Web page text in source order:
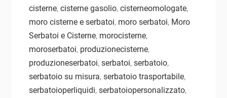
cisterne, cisterne gasolio, cisterneomologate,
moro cisterne e serbatoi, moro serbatoi, Moro
Serbatoi e Cisterne, morocisterne,
moroserbatoi, produzionecisterne,
produzioneserbatoi, serbatoi, serbatoio,
serbatoio su misura, serbatoio trasportabile,
serbatoioperliquidi, serbatoiopersonalizzato,